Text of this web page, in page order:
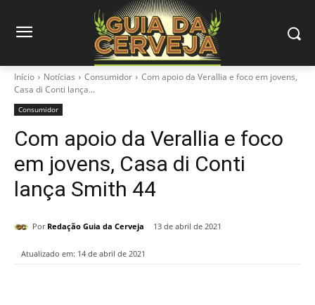
Início Notícias Consumidor
Com apoio da Verallia e foco em jovens,
Casa di Conti lança...
Consumidor
Com apoio da Verallia e foco
em jovens, Casa di Conti
lança Smith 44
Por Redação Guia da Cerveja 13 de abril de 2021
Atualizado em: 14 de abril de 2021